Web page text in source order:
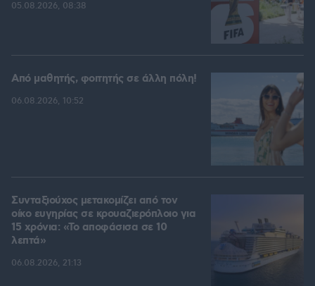
05.08.2026, 08:38
Από μαθητής, φοιτητής σε άλλη πόλη!
06.08.2026, 10:52
Συνταξιούχος μετακομίζει από τον
οίκο ευγηρίας σε κρουαζιερόπλοιο για
15 χρόνια: «Το αποφάσισα σε 10
λεπτά»
06.08.2026, 21:13